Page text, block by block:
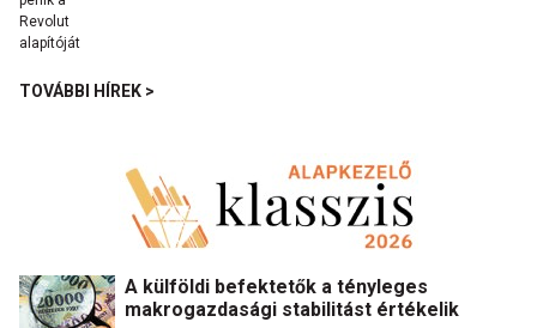
TOVÁBBI HÍREK >
A külföldi befektetők a tényleges
makrogazdasági stabilitást értékelik